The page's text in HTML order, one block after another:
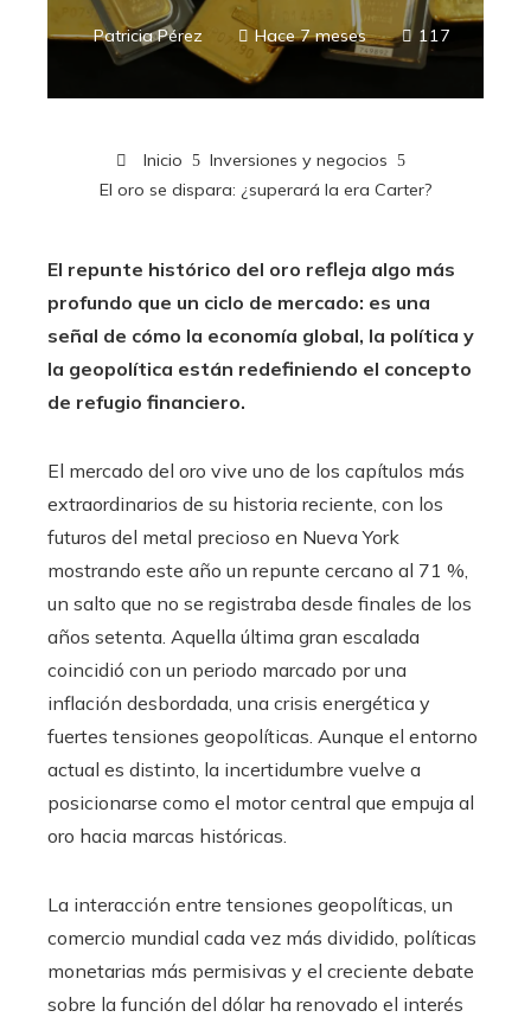
Patricia Pérez Hace 7 meses 117
Inicio
Inversiones y negocios
El oro se dispara: ¿superará la era Carter?
El repunte histórico del oro refleja algo más
profundo que un ciclo de mercado: es una
señal de cómo la economía global, la política y
la geopolítica están redefiniendo el concepto
de refugio financiero.
El mercado del oro vive uno de los capítulos más
extraordinarios de su historia reciente, con los
futuros del metal precioso en Nueva York
mostrando este año un repunte cercano al 71 %,
un salto que no se registraba desde finales de los
años setenta. Aquella última gran escalada
coincidió con un periodo marcado por una
inflación desbordada, una crisis energética y
fuertes tensiones geopolíticas. Aunque el entorno
actual es distinto, la incertidumbre vuelve a
posicionarse como el motor central que empuja al
oro hacia marcas históricas.
La interacción entre tensiones geopolíticas, un
comercio mundial cada vez más dividido, políticas
monetarias más permisivas y el creciente debate
sobre la función del dólar ha renovado el interés